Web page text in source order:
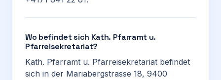
Wo befindet sich Kath. Pfarramt u.
Pfarreisekretariat?
Kath. Pfarramt u. Pfarreisekretariat befindet
sich in der Mariabergstrasse 18, 9400